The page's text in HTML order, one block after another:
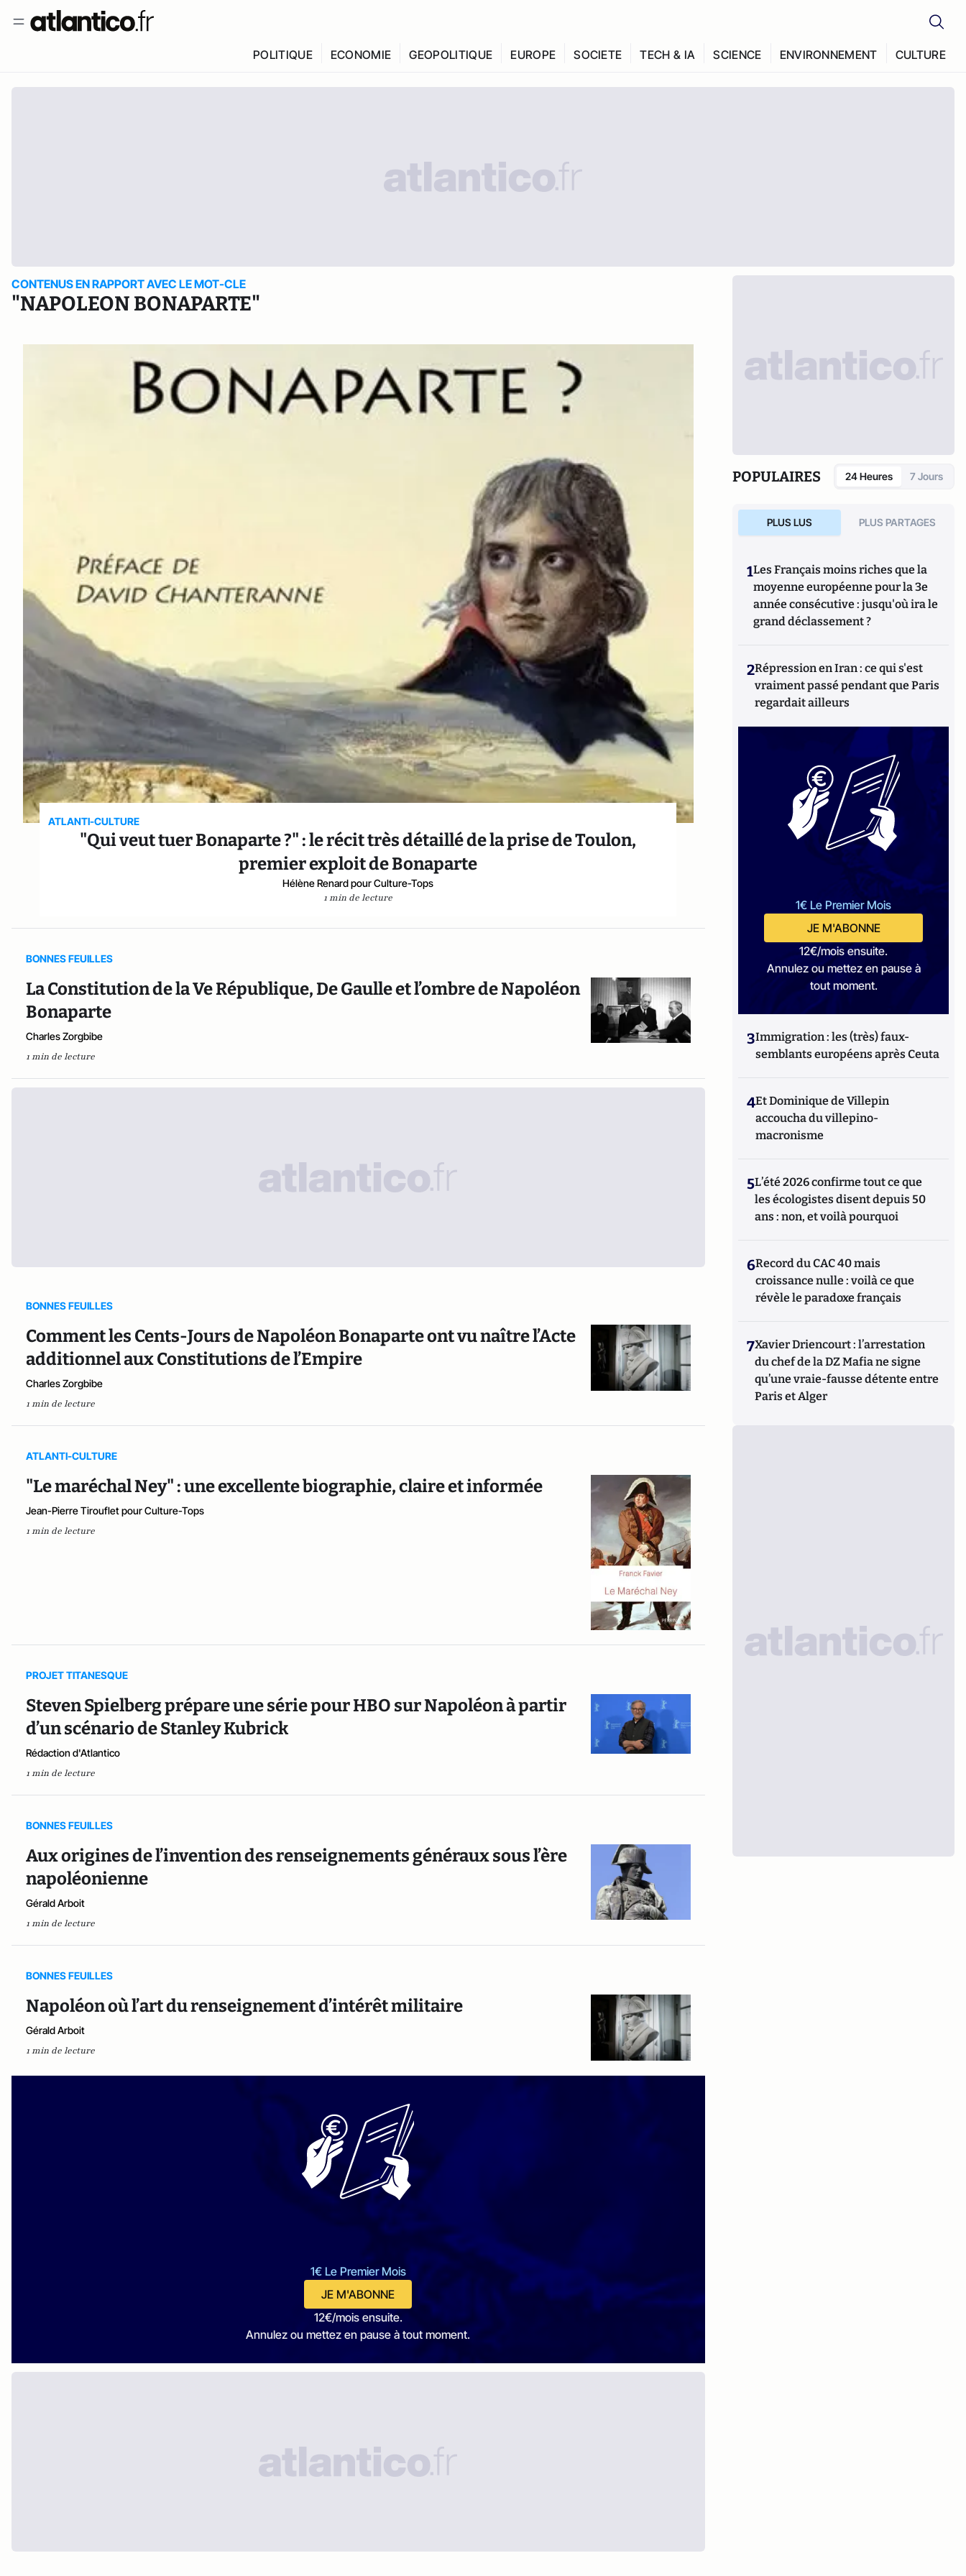
POLITIQUE ECONOMIE GEOPOLITIQUE EUROPE SOCIETE TECH & IA SCIENCE ENVIRONNEMENT CULTURE
CONTENUS EN RAPPORT AVEC LE MOT-CLE
"NAPOLEON BONAPARTE"
ATLANTI-CULTURE
"Qui veut tuer Bonaparte ?" : le récit très détaillé de la prise de Toulon,
premier exploit de Bonaparte
Hélène Renard pour Culture-Tops
1 min de lecture
BONNES FEUILLES
La Constitution de la Ve République, De Gaulle et l’ombre de Napoléon
Bonaparte
Charles Zorgbibe
1 min de lecture
BONNES FEUILLES
Comment les Cents-Jours de Napoléon Bonaparte ont vu naître l’Acte
additionnel aux Constitutions de l’Empire
Charles Zorgbibe
1 min de lecture
ATLANTI-CULTURE
"Le maréchal Ney" : une excellente biographie, claire et informée
Jean-Pierre Tirouflet pour Culture-Tops
1 min de lecture
PROJET TITANESQUE
Steven Spielberg prépare une série pour HBO sur Napoléon à partir
d’un scénario de Stanley Kubrick
Rédaction d'Atlantico
1 min de lecture
BONNES FEUILLES
Aux origines de l’invention des renseignements généraux sous l’ère
napoléonienne
Gérald Arboit
1 min de lecture
BONNES FEUILLES
Napoléon où l’art du renseignement d’intérêt militaire
Gérald Arboit
1 min de lecture
1€ Le Premier Mois
JE M'ABONNE
12€/mois ensuite.
Annulez ou mettez en pause à tout moment.
POPULAIRES 24 Heures 7 Jours
PLUS LUS PLUS PARTAGES
1Les Français moins riches que la
moyenne européenne pour la 3e
année consécutive : jusqu'où ira le
grand déclassement ?
2Répression en Iran : ce qui s'est
vraiment passé pendant que Paris
regardait ailleurs
1€ Le Premier Mois
JE M'ABONNE
12€/mois ensuite.
Annulez ou mettez en pause à
tout moment.
3Immigration : les (très) faux-
semblants européens après Ceuta
4Et Dominique de Villepin
accoucha du villepino-
macronisme
5L’été 2026 confirme tout ce que
les écologistes disent depuis 50
ans : non, et voilà pourquoi
6Record du CAC 40 mais
croissance nulle : voilà ce que
révèle le paradoxe français
7Xavier Driencourt : l’arrestation
du chef de la DZ Mafia ne signe
qu’une vraie-fausse détente entre
Paris et Alger